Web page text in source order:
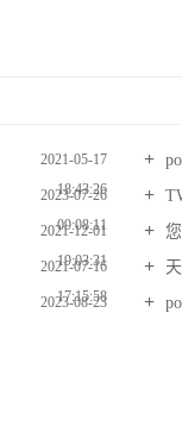
2021-05-17
18:43:26
2023-07-26
09:08:11
2021-12-01
19:03:31
2021-07-16
17:15:58
2023-08-23